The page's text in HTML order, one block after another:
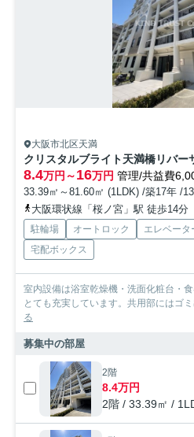
大阪市北区天満
クリスタルブライト天満橋リバー
8.4万円～16万円 管理/共益費
33.39㎡～81.60㎡ (1LDK) /築17年 /
大阪環状線「桜ノ宮」駅 徒歩14分
駐輪場 オートロック エレベータ
宅配ボックス
室内設備は浴室乾燥機・洗面化粧台・
とても充実しています。共用部にはゴ
る
募集中の部屋
2階
8.4万円
2階 / 33.39㎡ /